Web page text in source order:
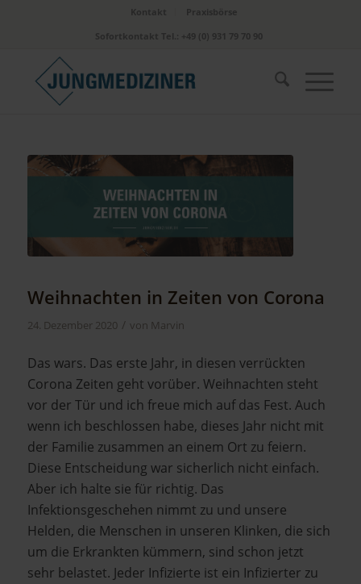
Kontakt
Praxisbörse
Sofortkontakt Tel.: +49 (0) 931 79 70 90
Weihnachten in Zeiten von Corona
24. Dezember 2020 / von Marvin
Das wars. Das erste Jahr, in diesen verrückten
Corona Zeiten geht vorüber. Weihnachten steht
vor der Tür und ich freue mich auf das Fest. Auch
wenn ich beschlossen habe, dieses Jahr nicht mit
der Familie zusammen an einem Ort zu feiern.
Diese Entscheidung war sicherlich nicht einfach.
Aber ich halte sie für richtig. Das
Infektionsgeschehen nimmt zu und unsere
Helden, die Menschen in unseren Klinken, die sich
um die Erkrankten kümmern, sind schon jetzt
sehr belastet. Jeder Infizierte ist ein Infizierter zu